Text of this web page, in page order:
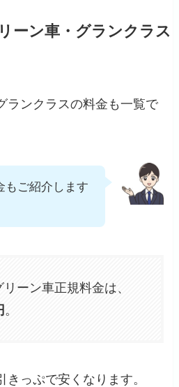
ーン車・グランクラス
ランクラスの料金も一覧で
もご紹介します
リーン車正規料金は、
。
きっぷで安くなります。